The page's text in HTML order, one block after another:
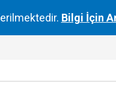
Bilgi İçin